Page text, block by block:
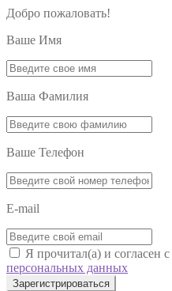
Добро пожаловать!
Ваше Имя
Ваша Фамилия
Ваше Телефон
E-mail
Я прочитал(а) и согласен с
персональных данных
Зарегистрироваться